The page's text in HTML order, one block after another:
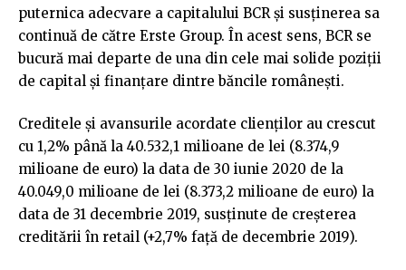
puternica adecvare a capitalului BCR şi susţinerea sa
continuă de către Erste Group. În acest sens, BCR se
bucură mai departe de una din cele mai solide poziţii
de capital şi finanţare dintre băncile româneşti.
Creditele și avansurile acordate clienților au crescut
cu 1,2% până la 40.532,1 milioane de lei (8.374,9
milioane de euro) la data de 30 iunie 2020 de la
40.049,0 milioane de lei (8.373,2 milioane de euro) la
data de 31 decembrie 2019, susținute de creșterea
creditării în retail (+2,7% față de decembrie 2019).